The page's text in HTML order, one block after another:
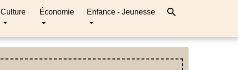
Culture Économie Enfance - Jeunesse search